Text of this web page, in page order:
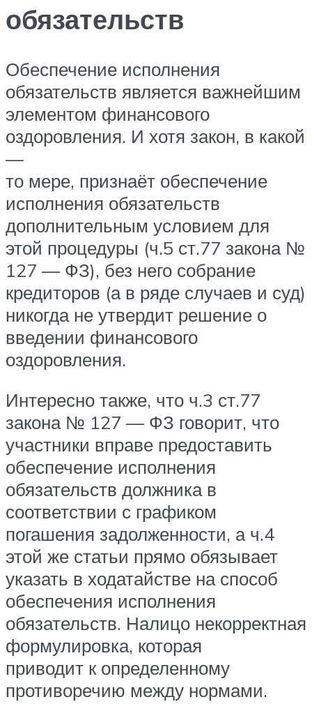
обязательств
Обеспечение исполнения
обязательств является важнейшим
элементом финансового
оздоровления. И хотя закон, в какой
—
то мере, признаёт обеспечение
исполнения обязательств
дополнительным условием для
этой процедуры (ч.5 ст.77 закона №
127 — ФЗ), без него собрание
кредиторов (а в ряде случаев и суд)
никогда не утвердит решение о
введении финансового
оздоровления.
Интересно также, что ч.3 ст.77
закона № 127 — ФЗ говорит, что
участники вправе предоставить
обеспечение исполнения
обязательств должника в
соответствии с графиком
погашения задолженности, а ч.4
этой же статьи прямо обязывает
указать в ходатайстве на способ
обеспечения исполнения
обязательств. Налицо некорректная
формулировка, которая
приводит к определенному
противоречию между нормами.